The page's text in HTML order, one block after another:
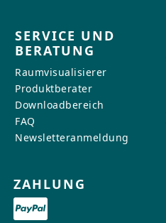
SERVICE UND
BERATUNG
Raumvisualisierer
Produktberater
Downloadbereich
FAQ
Newsletteranmeldung
ZAHLUNG